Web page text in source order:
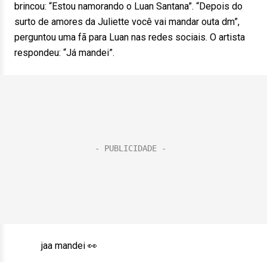
brincou: “Estou namorando o Luan Santana”. “Depois do
surto de amores da Juliette você vai mandar outa dm”,
perguntou uma fã para Luan nas redes sociais. O artista
respondeu: “Já mandei”.
jaa mandei 👀